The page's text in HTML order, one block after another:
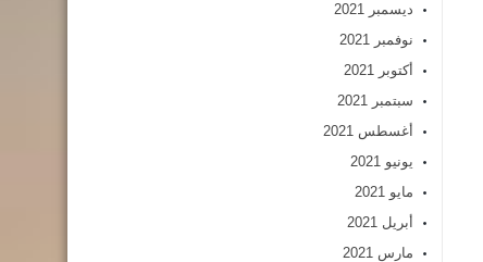
ديسمبر 2021
نوفمبر 2021
أكتوبر 2021
سبتمبر 2021
أغسطس 2021
يونيو 2021
مايو 2021
أبريل 2021
مارس 2021